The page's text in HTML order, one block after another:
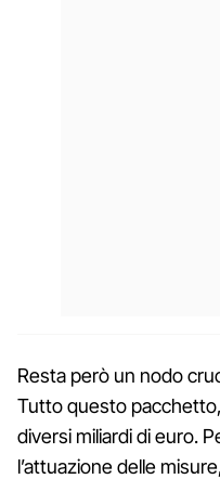
Resta però un nodo
Tutto questo
diversi miliardi di euro.
l’attuazione delle